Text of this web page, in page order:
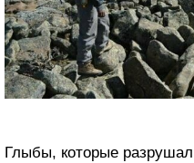
Глыбы, которые